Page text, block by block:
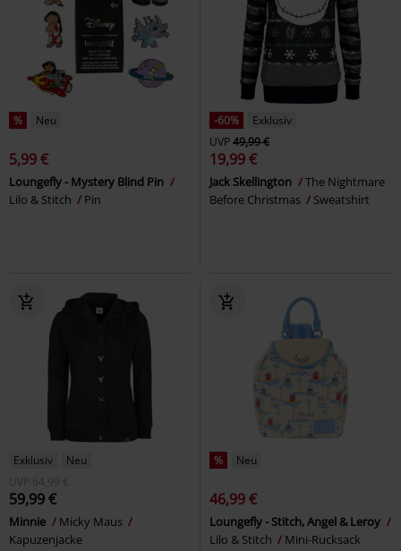
% Neu
5,99 €
Loungefly - Mystery Blind Pin
Lilo & Stitch
Pin
-60%
Exklusiv
UVP49,99 €
19,99 €
Jack Skellington
The Nightmare
Before Christmas
Sweatshirt
Exklusiv
Neu
UVP
64,99 €
59,99 €
Minnie
Micky Maus
Kapuzenjacke
% Neu
46,99 €
Loungefly - Stitch, Angel & Leroy
Lilo & Stitch
Mini-Rucksack